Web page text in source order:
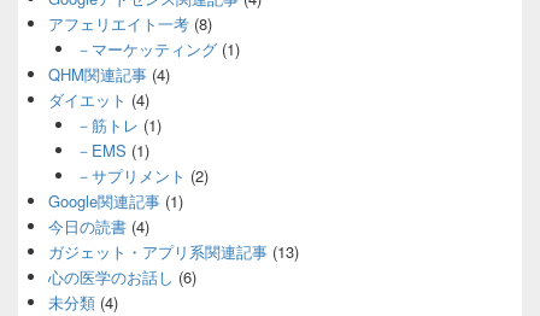
アフェリエイト一考 (8)
－マーケッティング(1)
QHM関連記事 (4)
ダイエット (4)
－筋トレ (1)
－EMS (1)
－サプリメント (2)
Google関連記事 (1)
今日の読書 (4)
ガジェット・アプリ系関連記事 (13)
心の医学のお話し (6)
未分類 (4)